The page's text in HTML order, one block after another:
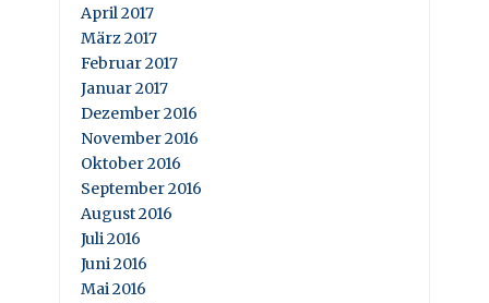
April 2017
März 2017
Februar 2017
Januar 2017
Dezember 2016
November 2016
Oktober 2016
September 2016
August 2016
Juli 2016
Juni 2016
Mai 2016